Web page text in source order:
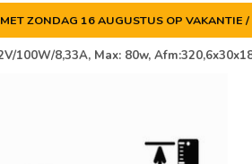
ZONDAG 16 AUGUSTUS OP
100W/8,33A, Max: 80w,